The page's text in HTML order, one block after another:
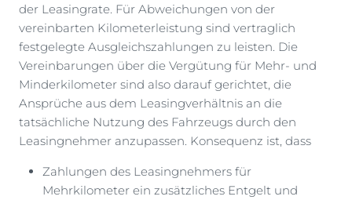
der Leasingrate. Für Abweichungen von der
vereinbarten Kilometerleistung sind vertraglich
festgelegte Ausgleichszahlungen zu leisten. Die
Vereinbarungen über die Vergütung für Mehr- und
Minderkilometer sind also darauf gerichtet, die
Ansprüche aus dem Leasingverhältnis an die
tatsächliche Nutzung des Fahrzeugs durch den
Leasingnehmer anzupassen. Konsequenz ist, dass
Zahlungen des Leasingnehmers für
Mehrkilometer ein zusätzliches Entgelt und